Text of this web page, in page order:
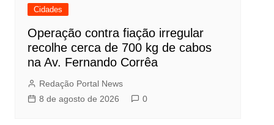
Cidades
Operação contra fiação irregular
recolhe cerca de 700 kg de cabos
na Av. Fernando Corrêa
Redação Portal News
8 de agosto de 2026
0